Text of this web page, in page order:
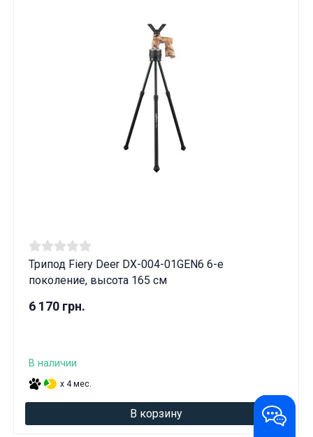
Трипод Fiery Deer DX-004-01GEN6 6-е
поколение, высота 165 см
6 170 грн.
В наличии
x 4 мес.
В корзину